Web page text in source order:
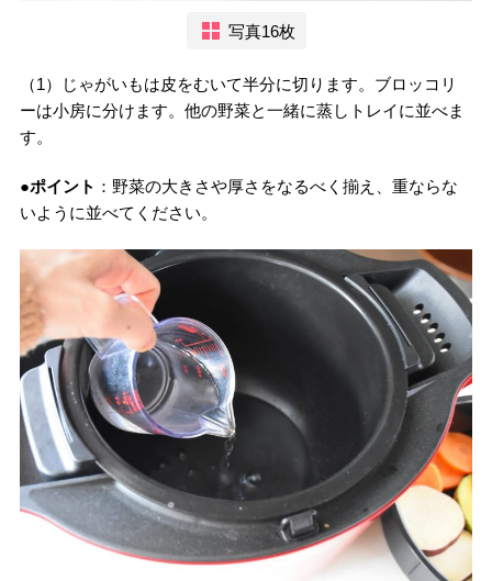
写真16枚
（1）じゃがいもは皮をむいて半分に切ります。ブロッコリ
ーは小房に分けます。他の野菜と一緒に蒸しトレイに並べま
す。
●ポイント ：野菜の大きさや厚さをなるべく揃え、重ならな
いように並べてください。